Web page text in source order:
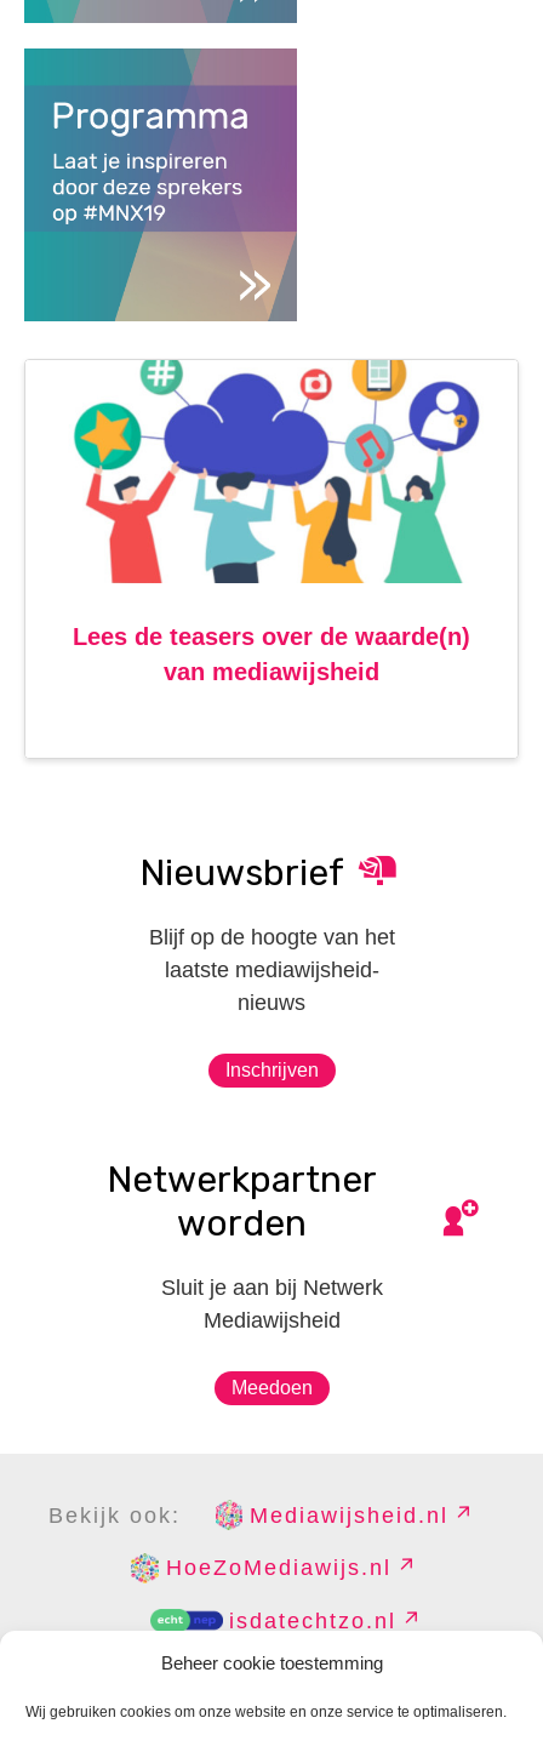
Beheer cookie toestemming
Wij gebruiken cookies om onze website en onze service te optimaliseren.
Lees de teasers over de waarde(n)
van mediawijsheid
Nieuwsbrief
Blijf op de hoogte van het
laatste mediawijsheid-
nieuws
Inschrijven
Netwerkpartner
worden
Sluit je aan bij Netwerk
Mediawijsheid
Meedoen
Bekijk ook: Mediawijsheid.nl
HoeZoMediawijs.nl
isdatechtzo.nl